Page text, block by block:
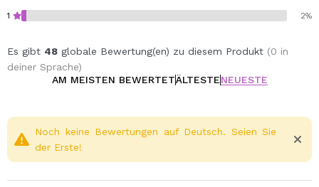
1 2%
Es gibt 48 globale Bewertung(en) zu diesem Produkt (0 in
deiner Sprache)
AM MEISTEN BEWERTETÄLTESTENEUESTE
Noch keine Bewertungen auf Deutsch. Seien Sie
der Erste!